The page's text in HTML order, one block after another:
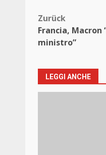
Zurück
Francia,
ministro”
LEGGI ANCHE